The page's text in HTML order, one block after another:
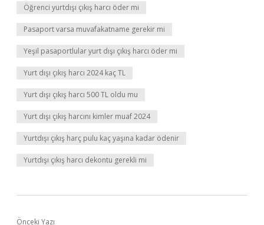
Öğrenci yurtdışı çıkış harcı öder mi
Pasaport varsa muvafakatname gerekir mi
Yeşil pasaportlular yurt dışı çıkış harcı öder mi
Yurt dışı çıkış harcı 2024 kaç TL
Yurt dışı çıkış harcı 500 TL oldu mu
Yurt dışı çıkış harcını kimler muaf 2024
Yurtdışı çıkış harç pulu kaç yaşına kadar ödenir
Yurtdışı çıkış harcı dekontu gerekli mi
Önceki Yazı